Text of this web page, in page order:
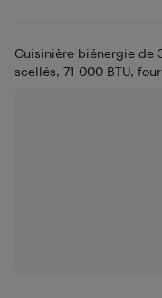
Cuisinière biénergie de
scellés, 71 000 BTU,